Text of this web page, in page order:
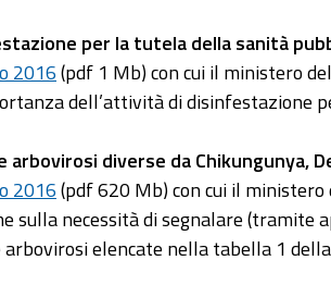
per la tutela della sanità
2016(pdf 1 Mb) con cui il ministero
dell’attività di disinfestazione
arbovirosi diverse da Chikungunya,
2016(pdf 620 Mb) con cui il
sulla necessità di segnalare (tramite
elencate nella tabella 1